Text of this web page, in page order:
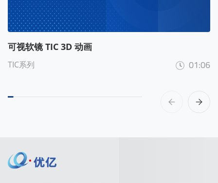
可视软镜 TIC 3D 动画
TIC系列 01:06